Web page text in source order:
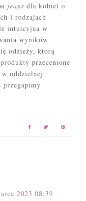
jeans dla kobiet o
i rodzajach
intuicyjna w
wyników
odzieży, którą
przecenione
oddzielnej
przegapimy
2023 08:39